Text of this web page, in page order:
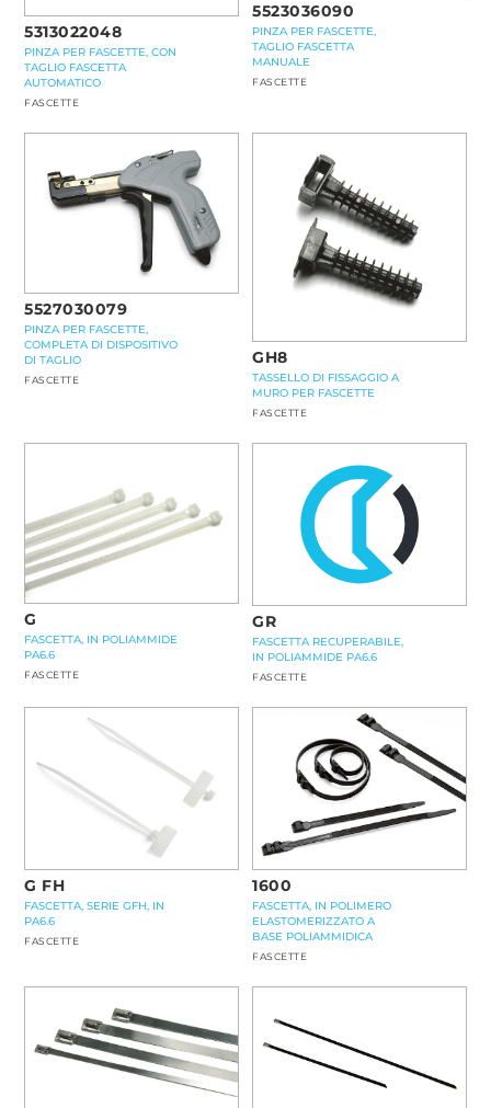
5313022048
PINZA PER FASCETTE, CON
TAGLIO FASCETTA
AUTOMATICO
FASCETTE
5523036090
PINZA PER FASCETTE,
TAGLIO FASCETTA
MANUALE
FASCETTE
5527030079
PINZA PER FASCETTE,
COMPLETA DI DISPOSITIVO
DI TAGLIO
FASCETTE
GH8
TASSELLO DI FISSAGGIO A
MURO PER FASCETTE
FASCETTE
G
FASCETTA, IN POLIAMMIDE
PA6.6
FASCETTE
GR
FASCETTA RECUPERABILE,
IN POLIAMMIDE PA6.6
FASCETTE
G FH
FASCETTA, SERIE GFH, IN
PA6.6
FASCETTE
1600
FASCETTA, IN POLIMERO
ELASTOMERIZZATO A
BASE POLIAMMIDICA
FASCETTE